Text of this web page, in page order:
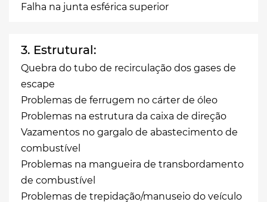
Falha na junta esférica superior
3. Estrutural:
Quebra do tubo de recirculação dos gases de
escape
Problemas de ferrugem no cárter de óleo
Problemas na estrutura da caixa de direção
Vazamentos no gargalo de abastecimento de
combustível
Problemas na mangueira de transbordamento
de combustível
Problemas de trepidação/manuseio do veículo